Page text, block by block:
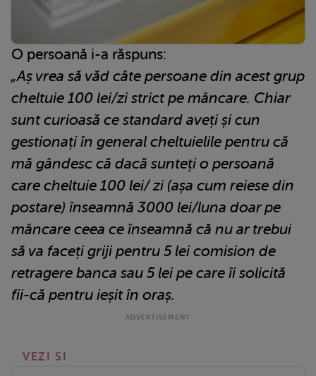
O persoană i-a răspuns:
„Aș vrea să văd câte persoane din acest grup
cheltuie 100 lei/zi strict pe mâncare. Chiar
sunt curioasă ce standard aveți și cun
gestionați în general cheltuielile pentru că
mă gândesc că dacă sunteți o persoană
care cheltuie 100 lei/ zi (așa cum reiese din
postare) înseamnă 3000 lei/luna doar pe
mâncare ceea ce înseamnă că nu ar trebui
să va faceți griji pentru 5 lei comision de
retragere banca sau 5 lei pe care îi solicită
fii-că pentru ieșit în oraș.
VEZI SI